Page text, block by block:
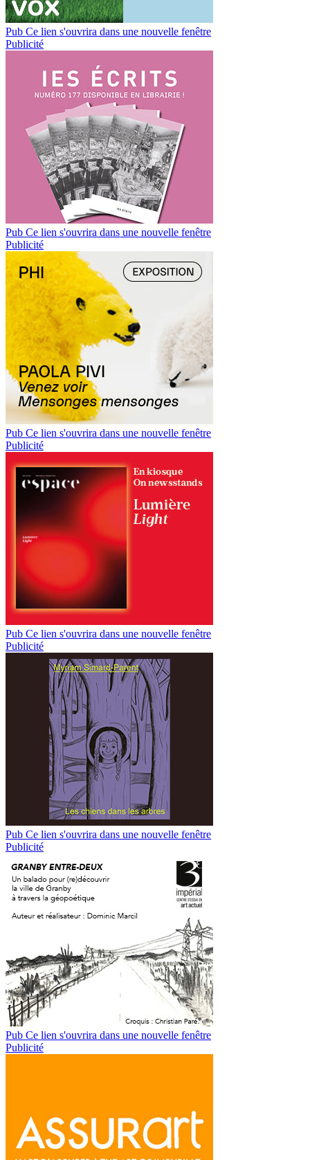
Pub Ce lien s'ouvrira dans une nouvelle fenêtre
Publicité
Pub Ce lien s'ouvrira dans une nouvelle fenêtre
Publicité
Pub Ce lien s'ouvrira dans une nouvelle fenêtre
Publicité
Pub Ce lien s'ouvrira dans une nouvelle fenêtre
Publicité
Pub Ce lien s'ouvrira dans une nouvelle fenêtre
Publicité
Pub Ce lien s'ouvrira dans une nouvelle fenêtre
Publicité